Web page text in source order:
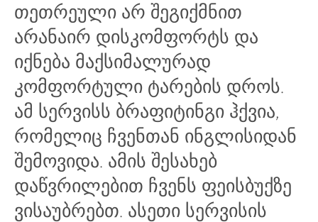
თეთრეული არ შეგიქმნით
არანაირ დისკომფორტს და
იქნება მაქსიმალურად
კომფორტული ტარების დროს.
ამ სერვისს ბრაფიტინგი ჰქვია,
რომელიც ჩვენთან ინგლისიდან
შემოვიდა. ამის შესახებ
დაწვრილებით ჩვენს ფეისბუქზე
ვისაუბრებთ. ასეთი სერვისის